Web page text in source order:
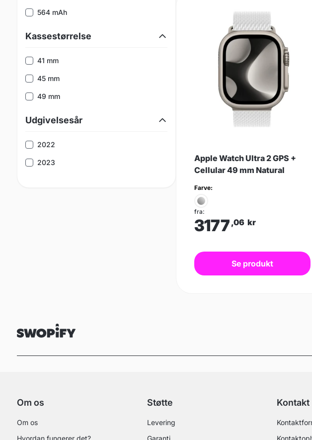
564 mAh
Kassestørrelse
41 mm
45 mm
49 mm
Udgivelsesår
2022
2023
Apple Watch Ultra 2 GPS +
Cellular 49 mm Natural
Farve:
fra:
3177 ,06 kr
Se produkt
Om os
Om os
Hvordan fungerer det?
Støtte
Levering
Garanti
Kontakt